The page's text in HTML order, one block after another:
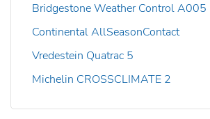
Bridgestone Weather Control A005
Continental AllSeasonContact
Vredestein Quatrac 5
Michelin CROSSCLIMATE 2